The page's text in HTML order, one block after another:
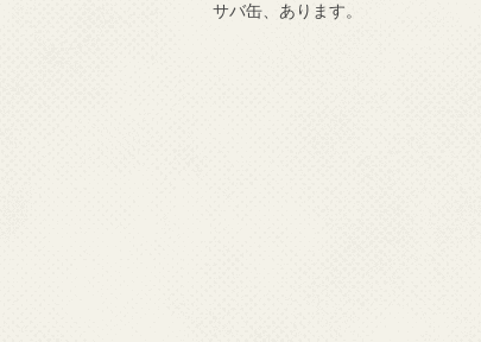
サバ缶、あります。